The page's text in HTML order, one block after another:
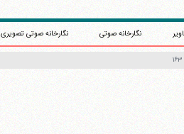
نگارخانه صوتی نگارخانه صوتی تصویری